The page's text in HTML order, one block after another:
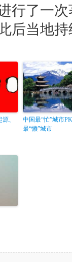
行了一
后当地
、
中国最“忙”城市PK
最“懒”城市